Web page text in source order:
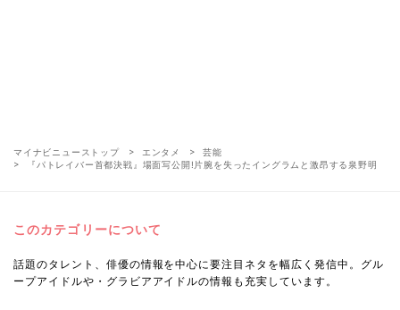
マイナビニューストップ エンタメ
芸能
『パトレイバー首都決戦』場面写公開!片腕を失ったイングラムと激昂する泉野明
このカテゴリーについて
話題のタレント、俳優の情報を中心に要注目ネタを幅広く発信中。グル
ープアイドルや・グラビアアイドルの情報も充実しています。